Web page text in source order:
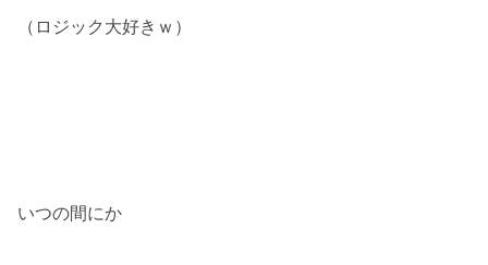
（ロジック大好きｗ）
いつの間にか